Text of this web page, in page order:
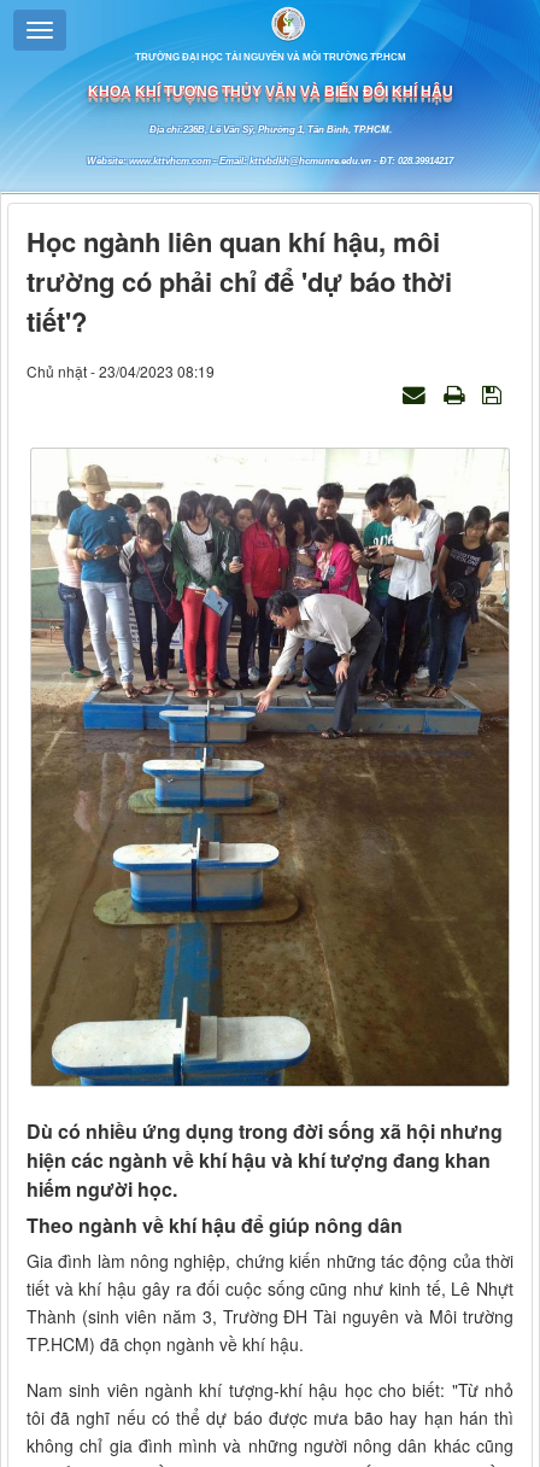
TRƯỜNG ĐẠI HỌC TÀI NGUYÊN VÀ MÔI TRƯỜNG TP.HCM
KHOA KHÍ TƯỢNG THỦY VĂN VÀ BIẾN ĐỔI KHÍ HẬU
Địa chỉ:236B, Lê Văn Sỹ, Phường 1, Tân Bình, TP.HCM.
Website: www.kttvhcm.com - Email: kttvbdkh@hcmunre.edu.vn - ĐT: 028.39914217
Học ngành liên quan khí hậu, môi
trường có phải chỉ để 'dự báo thời
tiết'?
Chủ nhật - 23/04/2023 08:19
Dù có nhiều ứng dụng trong đời sống xã hội nhưng
hiện các ngành về khí hậu và khí tượng đang khan
hiếm người học.
Theo ngành về khí hậu để giúp nông dân
Gia đình làm nông nghiệp, chứng kiến những tác động của thời
tiết và khí hậu gây ra đối cuộc sống cũng như kinh tế, Lê Nhựt
Thành (sinh viên năm 3, Trường ĐH Tài nguyên và Môi trường
TP.HCM) đã chọn ngành về khí hậu.
Nam sinh viên ngành khí tượng-khí hậu học cho biết: "Từ nhỏ
tôi đã nghĩ nếu có thể dự báo được mưa bão hay hạn hán thì
không chỉ gia đình mình và những người nông dân khác cũng